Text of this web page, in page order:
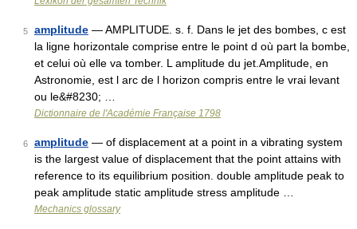
5 amplitude — AMPLITUDE. s. f. Dans le jet des bombes, c est
la ligne horizontale comprise entre le point d où part la bombe,
et celui où elle va tomber. L amplitude du jet.Amplitude, en
Astronomie, est l arc de l horizon compris entre le vrai levant
ou le&#8230; …
Dictionnaire de l'Académie Française 1798
6 amplitude — of displacement at a point in a vibrating system
is the largest value of displacement that the point attains with
reference to its equilibrium position. double amplitude peak to
peak amplitude static amplitude stress amplitude …
Mechanics glossary